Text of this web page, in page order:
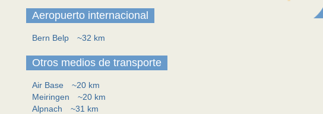
Aeropuerto internacional
Bern Belp ~32 km
Otros medios de transporte
Air Base
~20 km
Meiringen
~20 km
Alpnach
~31 km